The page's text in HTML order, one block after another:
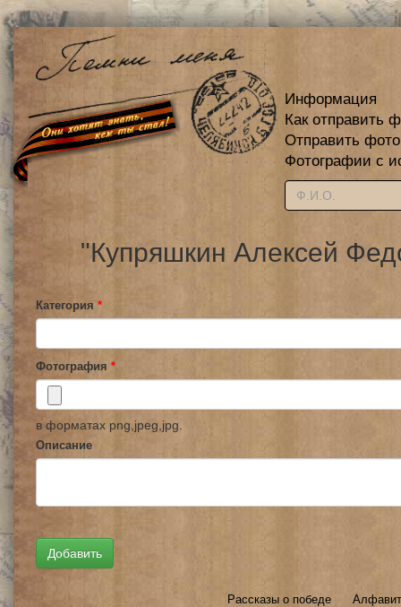
Информация
Как отправить
Отправить
Фотографии с
"Купряшкин Алексей
Категория *
Фотография *
в форматах png,jpeg,jpg.
Описание
Рассказы о победе